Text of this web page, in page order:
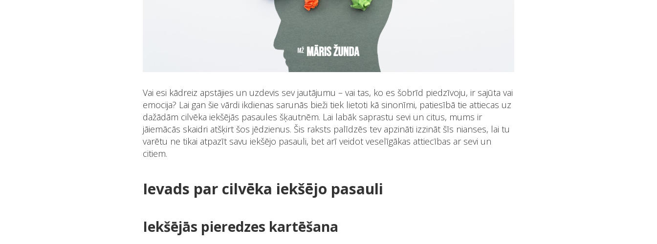
Vai esi kādreiz apstājies un uzdevis sev jautājumu – vai tas, ko es šobrīd piedzīvoju, ir sajūta vai
emocija? Lai gan šie vārdi ikdienas sarunās bieži tiek lietoti kā sinonīmi, patiesībā tie attiecas uz
dažādām cilvēka iekšējās pasaules šķautnēm. Lai labāk saprastu sevi un citus, mums ir
jāiemācās skaidri atšķirt šos jēdzienus. Šis raksts palīdzēs tev apzināti izzināt šīs nianses, lai tu
varētu ne tikai atpazīt savu iekšējo pasauli, bet arī veidot veselīgākas attiecības ar sevi un
citiem.
Ievads par cilvēka iekšējo pasauli
Iekšējās pieredzes kartēšana